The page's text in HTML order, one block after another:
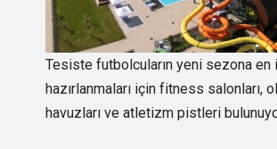
Tesiste futbolcuların yeni sezona
hazırlanmaları için fitness salonları,
havuzları ve atletizm pistleri